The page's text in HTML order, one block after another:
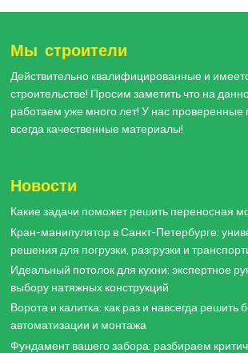
Мы строители
Действительно квалифицированные и
строительстве! Просим заметить что на
работаем уже много лет! У нас проверенные
всегда качественные материалы!
Новости
Какие задачи поможет решить переносная
Кран-манипулятор в Санкт-Петербурге:
решения для погрузки, разгрузки и
Идеальный потолок для кухни: экспертное
выбору натяжных конструкций
Ворота и калитка: как раз и навсегда решить
автоматизации и монтажа
Фундамент вашего забора: разбираем